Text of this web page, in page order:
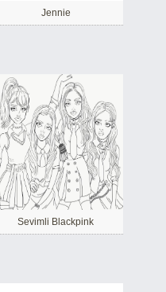
Jennie
Sevimli Blackpink